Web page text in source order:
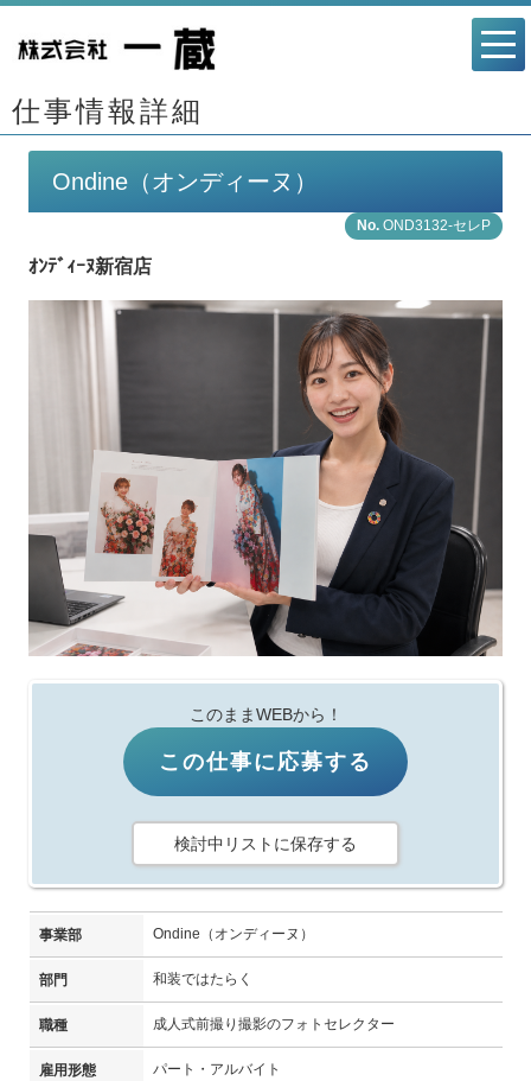
仕事情報詳細
Ondine（オンディーヌ）
OND3132-セレP
ｵﾝﾃﾞｨｰﾇ新宿店
このままWEBから！
この仕事に応募する
検討中リストに保存する
事業部 Ondine（オンディーヌ）
部門 和装ではたらく
職種 成人式前撮り撮影のフォトセレクター
雇用形態 パート・アルバイト